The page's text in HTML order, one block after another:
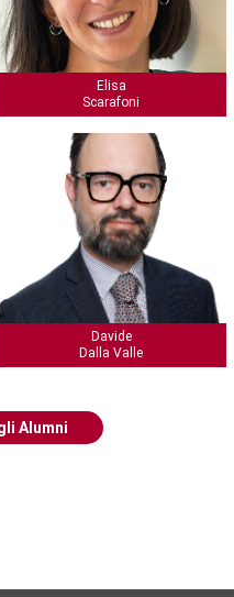
Elisa
Scarafoni
Davide
Dalla Valle
Alumni